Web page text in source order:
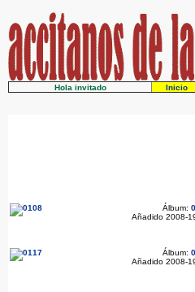
Hola invitado Inicio
Álbum:
Añadido 2008-
Álbum:
Añadido 2008-